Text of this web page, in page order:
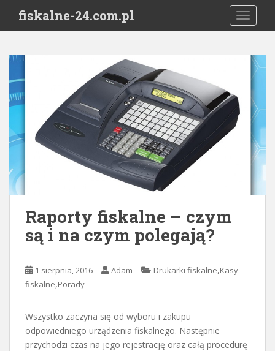
i
fiskalne-24.com.pl
Raporty fiskalne – czym
są i na czym polegają?
1 sierpnia, 2016 Adam Drukarki fiskalne,Kasy
fiskalne,Porady
Wszystko zaczyna się od wyboru i zakupu
odpowiedniego urządzenia fiskalnego. Następnie
przychodzi czas na jego rejestrację oraz całą procedurę